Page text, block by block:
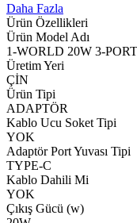
Daha Fazla
Ürün Özellikleri
Ürün Model Adı
1-WORLD 20W 3-
Üretim Yeri
ÇİN
Ürün Tipi
ADAPTÖR
Kablo Ucu Soket Tipi
YOK
Adaptör Port Yuvası Tipi
TYPE-C
Kablo Dahili Mi
YOK
Çıkış Gücü (w)